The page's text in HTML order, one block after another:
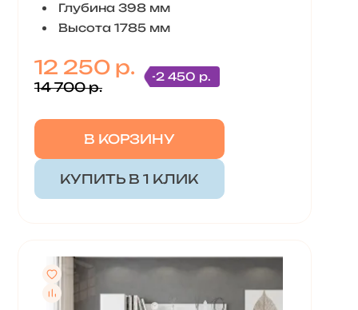
Глубина 398 мм
Высота 1785 мм
12 250 р.
14 700 р.
-2 450 р.
В КОРЗИНУ
КУПИТЬ В 1 КЛИК